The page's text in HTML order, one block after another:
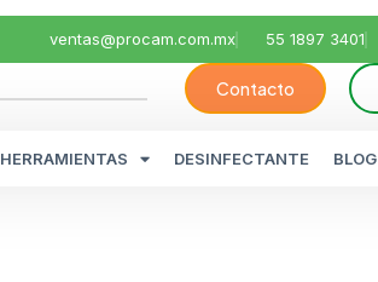
ventas@procam.com.mx 55 1897 3401
Contacto
HERRAMIENTAS DESINFECTANTE BLOG